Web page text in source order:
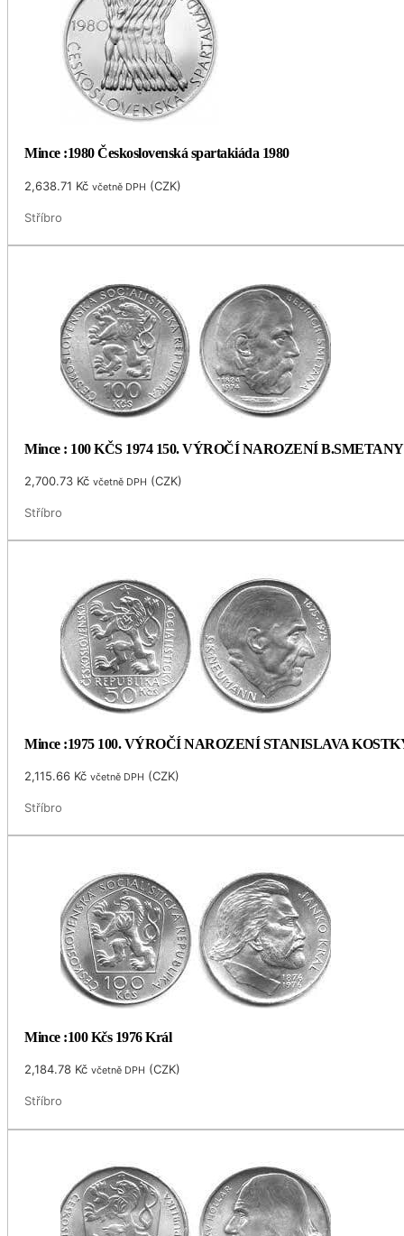
Mince :1980 Československá spartakiáda 1980
2,638.71 Kč včetně DPH (CZK)
Stříbro
Mince : 100 KČS 1974 150. VÝROČÍ NAROZENÍ B.SMETANY
2,700.73 Kč včetně DPH (CZK)
Stříbro
Mince :1975 100. VÝROČÍ NAROZENÍ STANISLAVA
2,115.66 Kč včetně DPH (CZK)
Stříbro
Mince :100 Kčs 1976 Král
2,184.78 Kč včetně DPH (CZK)
Stříbro